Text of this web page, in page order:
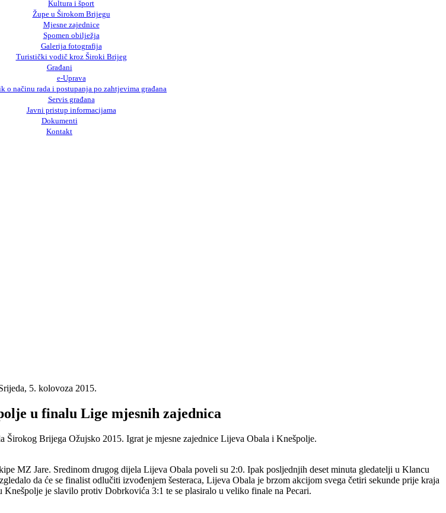
Kultura i šport
Župe u Širokom Brijegu
Mjesne zajednice
Spomen obilježja
Galerija fotografija
Turistički vodič kroz Široki Brijeg
Građani
e-Uprava
o načinu rada i postupanja po zahtjevima građana
Servis građana
Javni pristup informacijama
Dokumenti
Kontakt
5. kolovoza 2015.
u finalu Lige mjesnih zajednica
Širokog Brijega Ožujsko 2015. Igrat je mjesne zajednice Lijeva Obala i Knešpolje.
MZ Jare. Sredinom drugog dijela Lijeva Obala poveli su 2:0. Ipak posljednjih deset minuta gledatelji u Klancu
da će se finalist odlučiti izvođenjem šesteraca, Lijeva Obala je brzom akcijom svega četiri sekunde prije kraja
je slavilo protiv Dobrkovića 3:1 te se plasiralo u veliko finale na Pecari.